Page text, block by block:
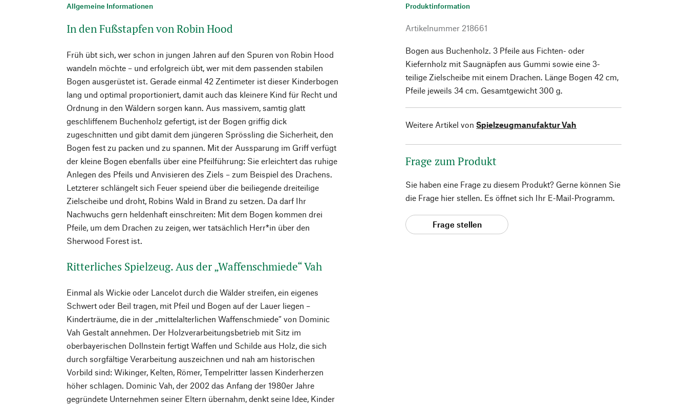
Allgemeine Informationen
In den Fußstapfen von Robin Hood
Früh übt sich, wer schon in jungen Jahren auf den Spuren von Robin Hood
wandeln möchte – und erfolgreich übt, wer mit dem passenden stabilen
Bogen ausgerüstet ist. Gerade einmal 42 Zentimeter ist dieser Kinderbogen
lang und optimal proportioniert, damit auch das kleinere Kind für Recht und
Ordnung in den Wäldern sorgen kann. Aus massivem, samtig glatt
geschliffenem Buchenholz gefertigt, ist der Bogen griffig dick
zugeschnitten und gibt damit dem jüngeren Sprössling die Sicherheit, den
Bogen fest zu packen und zu spannen. Mit der Aussparung im Griff verfügt
der kleine Bogen ebenfalls über eine Pfeilführung: Sie erleichtert das ruhige
Anlegen des Pfeils und Anvisieren des Ziels – zum Beispiel des Drachens.
Letzterer schlängelt sich Feuer speiend über die beiliegende dreiteilige
Zielscheibe und droht, Robins Wald in Brand zu setzen. Da darf Ihr
Nachwuchs gern heldenhaft einschreiten: Mit dem Bogen kommen drei
Pfeile, um dem Drachen zu zeigen, wer tatsächlich Herr*in über den
Sherwood Forest ist.
Ritterliches Spielzeug. Aus der „Waffenschmiede“ Vah
Einmal als Wickie oder Lancelot durch die Wälder streifen, ein eigenes
Schwert oder Beil tragen, mit Pfeil und Bogen auf der Lauer liegen –
Kinderträume, die in der „mittelalterlichen Waffenschmiede“ von Dominic
Vah Gestalt annehmen. Der Holzverarbeitungsbetrieb mit Sitz im
oberbayerischen Dollnstein fertigt Waffen und Schilde aus Holz, die sich
durch sorgfältige Verarbeitung auszeichnen und nah am historischen
Vorbild sind: Wikinger, Kelten, Römer, Tempelritter lassen Kinderherzen
höher schlagen. Dominic Vah, der 2002 das Anfang der 1980er Jahre
gegründete Unternehmen seiner Eltern übernahm, denkt seine Idee, Kinder
Produktinformation
Artikelnummer 218661
Bogen aus Buchenholz. 3 Pfeile aus Fichten- oder
Kiefernholz mit Saugnäpfen aus Gummi sowie eine 3-
teilige Zielscheibe mit einem Drachen. Länge Bogen 42 cm,
Pfeile jeweils 34 cm. Gesamtgewicht 300 g.
Weitere Artikel von Spielzeugmanufaktur Vah
Frage zum Produkt
Sie haben eine Frage zu diesem Produkt? Gerne können Sie
die Frage hier stellen. Es öffnet sich Ihr E-Mail-Programm.
Frage stellen